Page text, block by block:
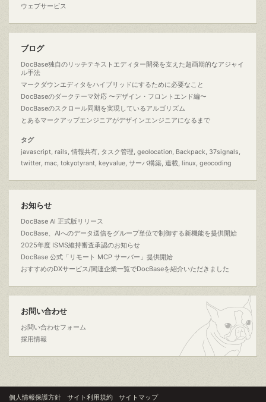
ウェブサービス
ブログ
DocBase独自のリッチテキストエディター開発を支えた超画期的なアジャイ
ル手法
マークダウンエディタをハイブリッドにするために必要なこと
DocBaseのダークテーマ対応 〜デザイン・フロントエンド編〜
DocBaseのスクロール同期を実現しているアルゴリズム
とあるマークアップエンジニアがデザインエンジニアになるまで
タグ
javascript rails 情報共有 タスク管理 geolocation Backpack 37signals
twitter mac tokyotyrant keyvalue サーバ構築 連載 linux geocoding
お知らせ
DocBase AI 正式版リリース
DocBase、AIへのデータ送信をグループ単位で制御する新機能を提供開始
2025年度 ISMS維持審査承認のお知らせ
DocBase 公式「リモート MCP サーバー」提供開始
おすすめのDXサービス/関連企業一覧でDocBaseを紹介いただきました
お問い合わせ
お問い合わせフォーム
採用情報
個人情報保護方針 サイト利用規約 サイトマップ